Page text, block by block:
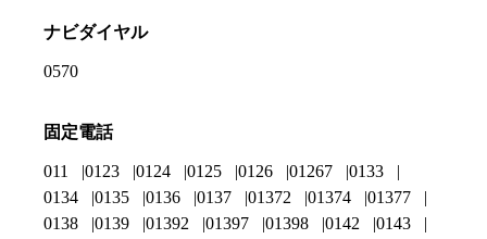
ナビダイヤル
0570
固定電話
011 0123 0124 0125 0126 01267
0133
0134
0135 0136 0137 01372 01374
01377
0138
0139 01392 01397 01398 0142
0143